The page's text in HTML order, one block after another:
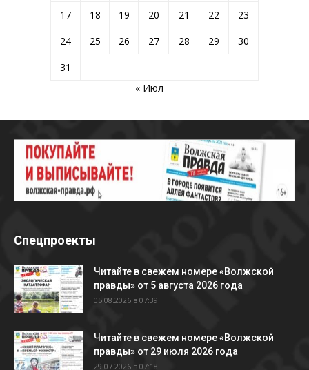
17
18 19 20 21 22
23
24
25 26 27 28 29
30
31
« Июл
Спецпроекты
Читайте в свежем номере «Волжской
правды» от 5 августа 2026 года
05.08.2026 в 07:39
Читайте в свежем номере «Волжской
правды» от 29 июля 2026 года
29.07.2026 в 07:18